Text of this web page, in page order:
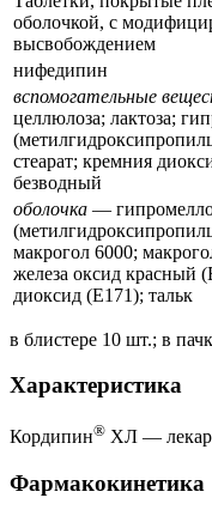
оболочкой, с
высвобождением
нифедипин
вспомогательные
целлюлоза; лактоза;
стеарат; кремния
безводный
оболочка —
макрогол 6000;
железа оксид красный
диоксид (Е171); тальк
в блистере 10 шт.; в
Характеристика
Кордипин® ХЛ —
Фармакокинетика